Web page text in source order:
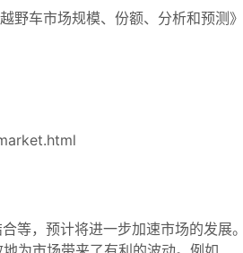
车市场规模、份额、分析和预测
等，预计将进一步加速市场的发展